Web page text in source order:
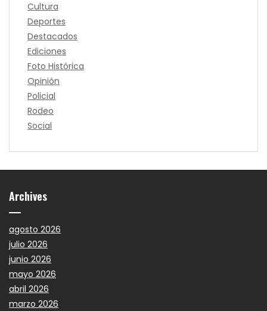
Cultura
Deportes
Destacados
Ediciones
Foto Histórica
Opinión
Policial
Rodeo
Social
Archives
agosto 2026
julio 2026
junio 2026
mayo 2026
abril 2026
marzo 2026